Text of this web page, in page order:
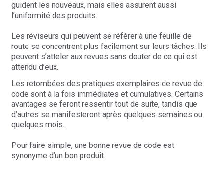
guident les nouveaux, mais elles assurent aussi
l’uniformité des produits.
Les réviseurs qui peuvent se référer à une feuille de
route se concentrent plus facilement sur leurs tâches. Ils
peuvent s’atteler aux revues sans douter de ce qui est
attendu d’eux.
Les retombées des pratiques exemplaires de revue de
code sont à la fois immédiates et cumulatives. Certains
avantages se feront ressentir tout de suite, tandis que
d’autres se manifesteront après quelques semaines ou
quelques mois.
Pour faire simple, une bonne revue de code est
synonyme d’un bon produit.